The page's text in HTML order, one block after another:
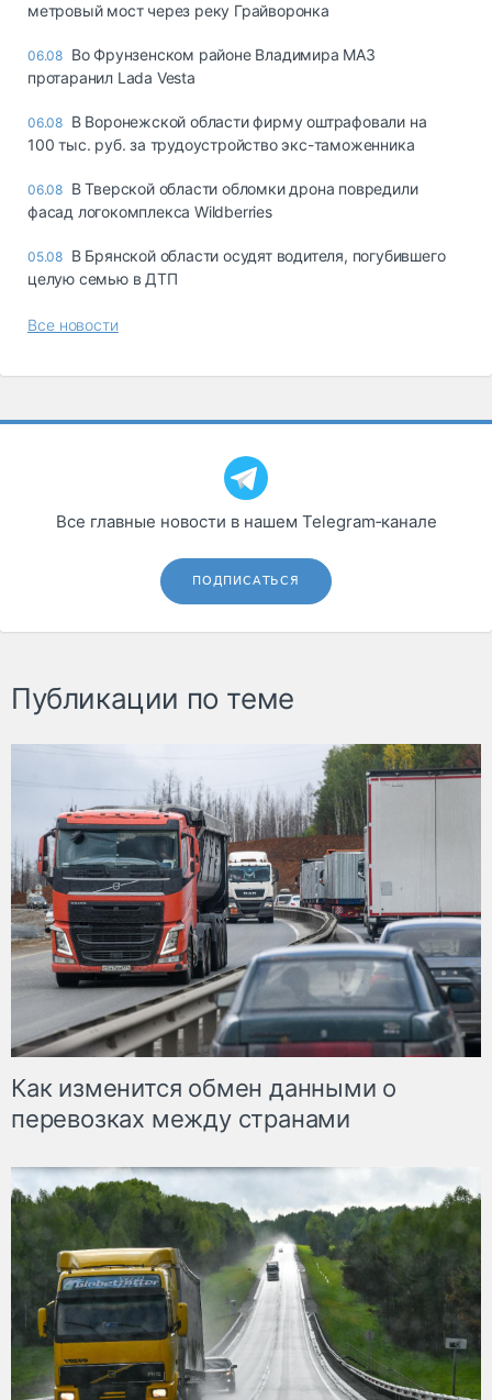
метровый мост через реку Грайворонка
06.08 Во Фрунзенском районе Владимира МАЗ
протаранил Lada Vesta
06.08 В Воронежской области фирму оштрафовали на
100 тыс. руб. за трудоустройство экс-таможенника
06.08 В Тверской области обломки дрона повредили
фасад логокомплекса Wildberries
05.08 В Брянской области осудят водителя, погубившего
целую семью в ДТП
Все новости
Все главные новости в нашем Telegram‑канале
ПОДПИСАТЬСЯ
Публикации по теме
Как изменится обмен данными о
перевозках между странами